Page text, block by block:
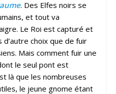
. Des Elfes noirs se
et tout va
Le Roi est capturé et
choix que de fuir
Mais comment fuir une
le seul pont est
là que les nombreuses
le jeune gnome étant